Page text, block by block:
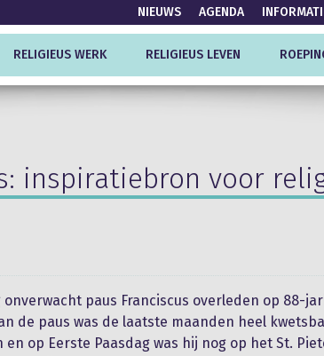
NIEUWS AGENDA
RELIGIEUS WERK RELIGIEUS LEVEN
inspiratiebron voor
paus Franciscus overleden op 88-
de paus was de laatste maanden heel
op Eerste Paasdag was hij nog op het St.